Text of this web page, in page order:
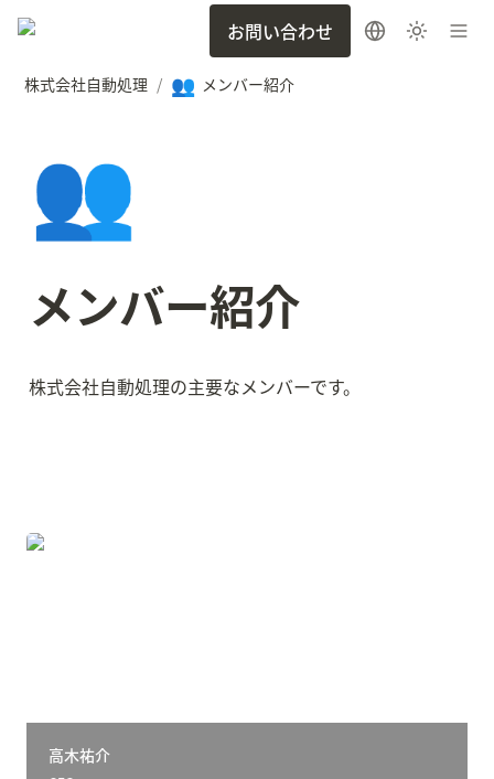
お問い合わせ
株式会社自動処理 / 👥 メンバー紹介
👥
メンバー紹介
株式会社自動処理の主要なメンバーです。
高木祐介
高木祐介